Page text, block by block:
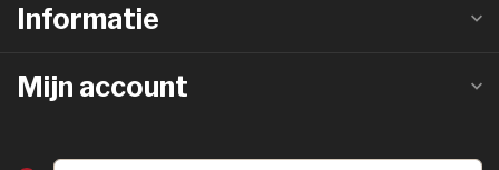
Informatie
Mijn account